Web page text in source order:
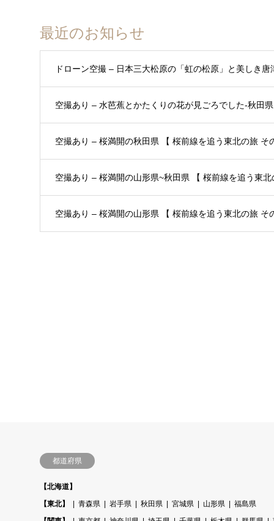
最近のお知らせ
ドローン空撮 – 日本三大松原の「虹の松原」と美しき唐
空撮あり – 水芭蕉とかたくりの花が見ごろでした-秋田
空撮あり – 桜満開の秋田県 【 桜前線を追う東北の旅 そ
空撮あり – 桜満開の山形県~秋田県 【 桜前線を追う東
空撮あり – 桜満開の山形県 【 桜前線を追う東北の旅 そ
都道府県
【北海道】
【東北】
青森県 岩手県 秋田県 宮城県 山形県
福島県